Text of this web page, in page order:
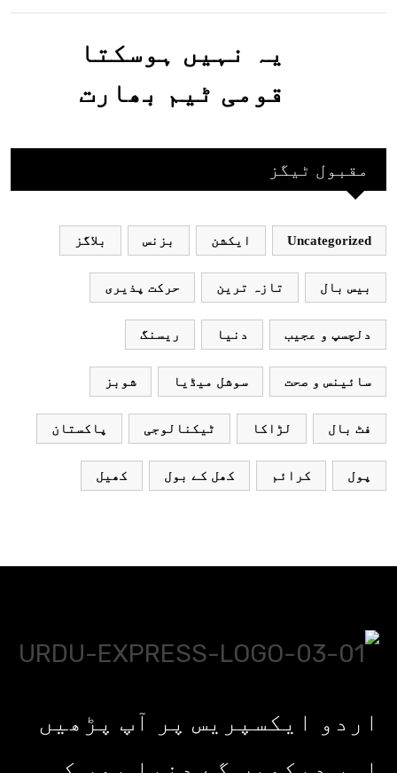
جاسکتا ہے؟جانیے
یہ نہیں ہوسکتا
قومی ٹیم بھارت
بھارتی ٹیم پاکستانمقبول ٹیگز
Uncategorized ایکشن بزنس بلاگز
بیس بال تازہ ترین حرکت پذیری
دلچسپ و عجیب دنیا ریسنگ
سائینس و صحت سوشل میڈیا شوبز
فٹ بال لڑاکا ٹیکنالوجی پاکستان
پول کرائم کھل کے بول کھیل
اردو ایکسپریس پر آپ پڑھیں